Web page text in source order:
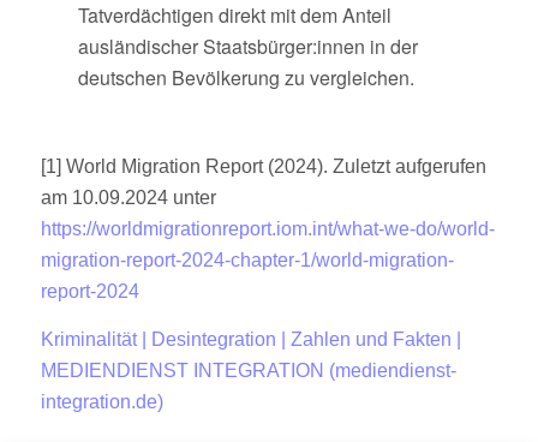
Tatverdächtigen direkt mit dem Anteil
ausländischer Staatsbürger:innen in der
deutschen Bevölkerung zu vergleichen.
[1] World Migration Report (2024). Zuletzt aufgerufen
am 10.09.2024 unter
https://worldmigrationreport.iom.int/what-we-do/world-
migration-report-2024-chapter-1/world-migration-
report-2024
Kriminalität | Desintegration | Zahlen und Fakten |
MEDIENDIENST INTEGRATION (mediendienst-
integration.de)